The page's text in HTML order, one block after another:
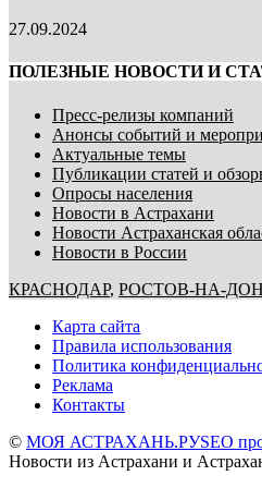
27.09.2024
ПОЛЕЗНЫЕ НОВОСТИ И
Пресс-релизы компаний
Анонсы событий и
Актуальные темы
Публикации статей и
Опросы населения
Новости в Астрахани
Новости Астраханская
Новости в России
КРАСНОДАР, РОСТОВ-НА-
Карта сайта
Правила использования
Политика
Реклама
Контакты
© МОЯ АСТРАХАНЬ.РУSEO
Новости из Астрахани и